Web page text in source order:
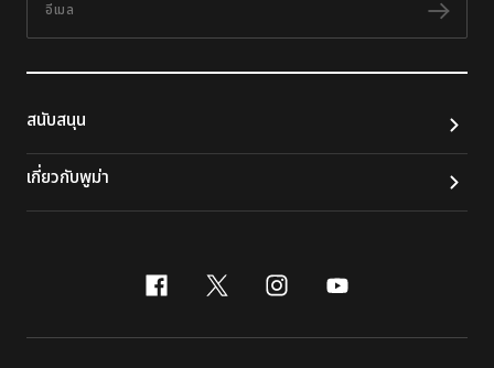
ติดต
สนับสนุน
เกี่ยวกับพูม่า
facebook
x-twitter
instagram
youtube